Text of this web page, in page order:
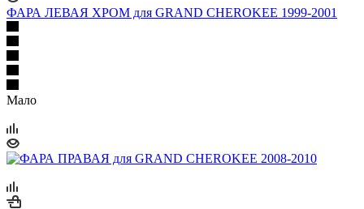
ФАРА ЛЕВАЯ ХРОМ для GRAND CHEROKEE 1999-2001
Мало